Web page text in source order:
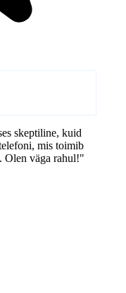
skeptiline, kuid
mis toimib
Olen väga rahul!"